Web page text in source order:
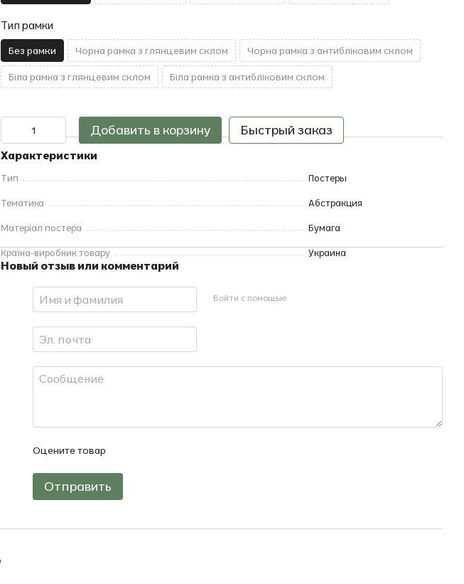
Тип рамки
Без рамки Чорна рамка з глянцевим склом Чорна рамка з антибліковим склом
Біла рамка з глянцевим склом Біла рамка з антибліковим склом
Добавить в корзину Быстрый заказ
Характеристики
Тип Постеры
Тематика Абстракция
Матеріал постера Бумага
Країна-виробник товару Украина
Новый отзыв или комментарий
Войти с помощью
Оцените товар
Отправить